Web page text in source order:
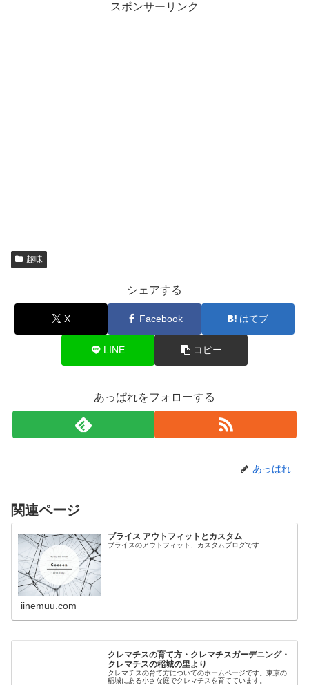
スポンサーリンク
趣味
シェアする
X Facebook はてブ
LINE コピー
あっぱれをフォローする
あっぱれ
関連ページ
ブライス アウトフィットとカスタム
ブライスのアウトフィット、カスタムブログです
iinemuu.com
クレマチスの育て方・クレマチスガーデニング・
クレマチスの稲城の里より
クレマチスの育て方についてのホームページです。東京の
稲城にある小さな庭でクレマチスを育てています。